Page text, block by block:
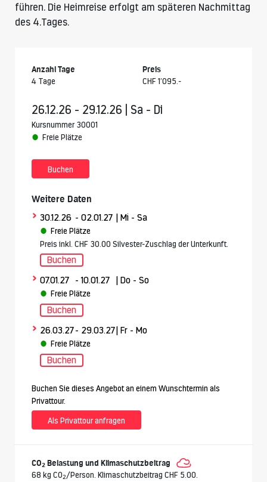
führen. Die Heimreise erfolgt am späteren Nachmittag
des 4.Tages.
Anzahl Tage
4 Tage
Preis
CHF 1’095.-
26.12.26 - 29.12.26 | Sa - Di
Kursnummer 30001
Freie Plätze
Buchen
Weitere Daten
> 30.12.26 - 02.01.27 | Mi - Sa
Freie Plätze
Preis inkl. CHF 30.00 Silvester-Zuschlag der Unterkunft.
Buchen
> 07.01.27 - 10.01.27 | Do - So
Freie Plätze
Buchen
> 26.03.27- 29.03.27| Fr - Mo
Freie Plätze
Buchen
Buchen Sie dieses Angebot an einem Wunschtermin als
Privattour.
Als Privattour anfragen
CO2 Belastung und Klimaschutzbeitrag
68 kg CO2/Person. Klimaschutzbeitrag CHF 5.00.